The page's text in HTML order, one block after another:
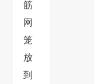
筋
网
笼
放
到